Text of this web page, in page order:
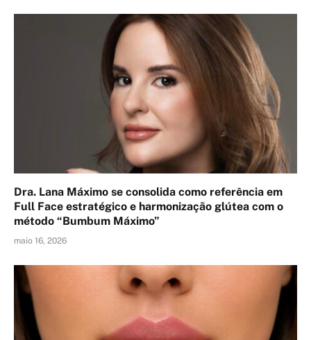
Dra. Lana Máximo se consolida como referência em
Full Face estratégico e harmonização glútea com o
método “Bumbum Máximo”
maio 16, 2026